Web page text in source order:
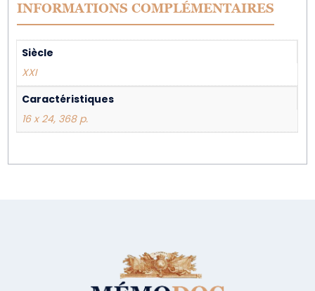
INFORMATIONS COMPLÉMENTAIRES
Siècle
XXI
Caractéristiques
16 x 24, 368 p.